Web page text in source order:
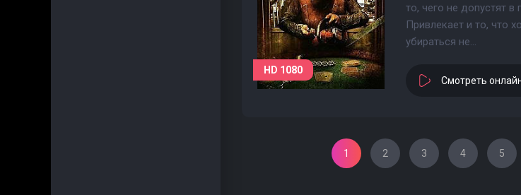
HD 1080
то, чего не допустят
Привлекает и то, что
убираться не...
Смотреть
1 2 3 4 5